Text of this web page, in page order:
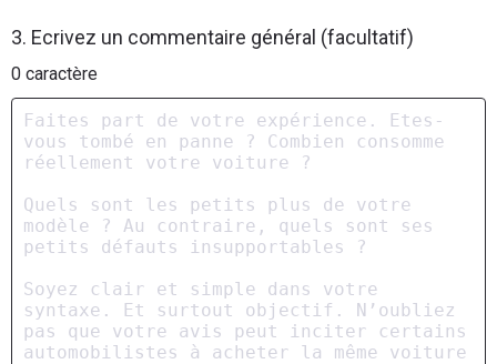
3. Ecrivez un commentaire général (facultatif)
0 caractère